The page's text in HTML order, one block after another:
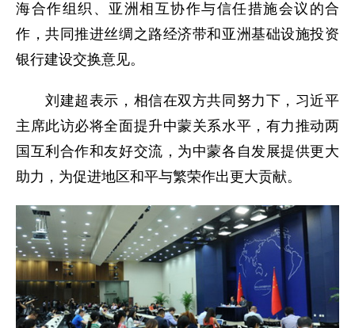
海合作组织、亚洲相互协作与信任措施会议的合
作，共同推进丝绸之路经济带和亚洲基础设施投资
银行建设交换意见。
刘建超表示，相信在双方共同努力下，习近平
主席此访必将全面提升中蒙关系水平，有力推动两
国互利合作和友好交流，为中蒙各自发展提供更大
助力，为促进地区和平与繁荣作出更大贡献。